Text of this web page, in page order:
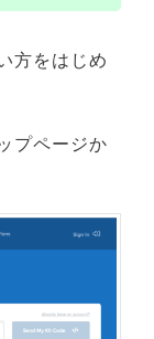
方をはじめ
プページか